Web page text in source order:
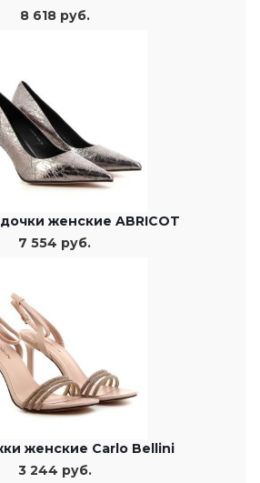
8 618 руб.
женские ABRICOT
7 554 руб.
женские Carlo Bellini
3 244 руб.